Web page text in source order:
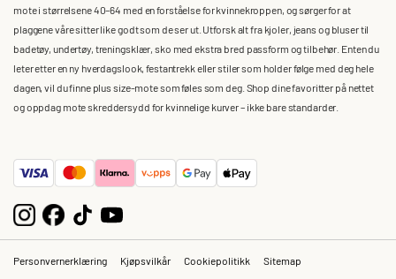
mote i størrelsene 40–64 med en forståelse for kvinnekroppen, og sørger for at
plaggene våre sitter like godt som de ser ut. Utforsk alt fra kjoler, jeans og bluser til
badetøy, undertøy, treningsklær, sko med ekstra bred passform og tilbehør. Enten du
leter etter en ny hverdagslook, festantrekk eller stiler som holder følge med deg hele
dagen, vil du finne plus size-mote som føles som deg. Shop dine favoritter på nettet
og oppdag mote skreddersydd for kvinnelige kurver – ikke bare standarder.
Personvernerklæring Kjøpsvilkår Cookiepolitikk Sitemap